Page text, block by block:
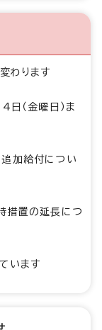
わります
（金曜日）ま
加給付につい
措置の延長につ
います